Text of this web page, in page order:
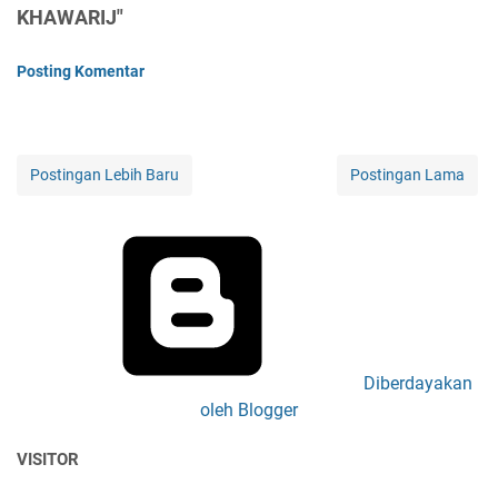
KHAWARIJ"
Posting Komentar
Postingan Lebih Baru Postingan Lama
Diberdayakan
oleh Blogger
VISITOR